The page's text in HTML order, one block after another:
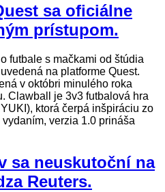
sa oficiálne
prístupom.
futbale s mačkami od štúdia
na platforme Quest.
v októbri minulého roka
Clawball je 3v3 futbalová hra
ktorá čerpá inšpiráciu zo
verzia 1.0 prináša
sa neuskutoční na
Reuters.